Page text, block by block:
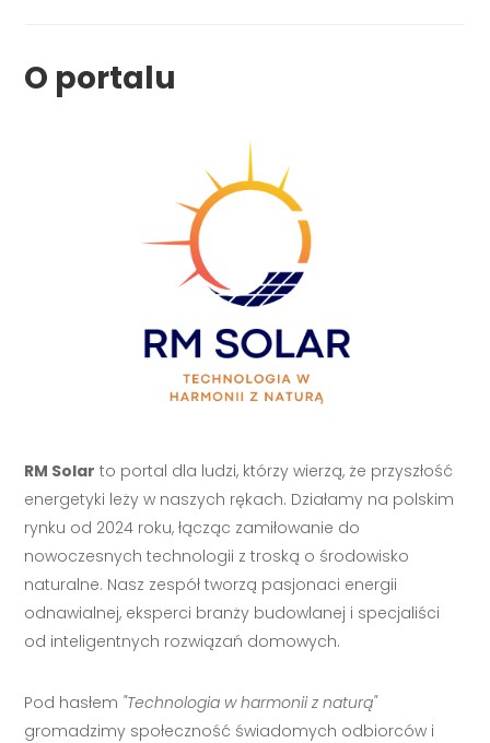
O portalu
RM Solar to portal dla ludzi, którzy wierzą, że przyszłość
energetyki leży w naszych rękach. Działamy na polskim
rynku od 2024 roku, łącząc zamiłowanie do
nowoczesnych technologii z troską o środowisko
naturalne. Nasz zespół tworzą pasjonaci energii
odnawialnej, eksperci branży budowlanej i specjaliści
od inteligentnych rozwiązań domowych.
Pod hasłem "Technologia w harmonii z naturą"
gromadzimy społeczność świadomych odbiorców i